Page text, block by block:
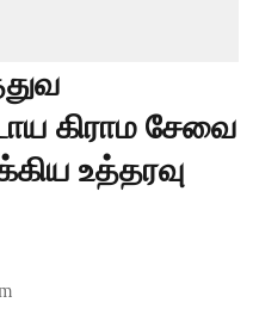
கிராம சேவை
உத்தரவு